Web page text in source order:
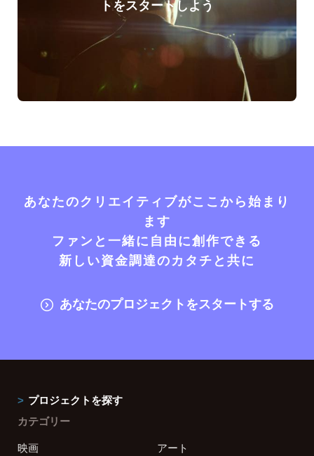
トをスタートしよう
あなたのクリエイティブがここから始まり
ます
ファンと一緒に自由に創作できる
新しい資金調達のカタチと共に
あなたのプロジェクトをスタートする
プロジェクトを探す
カテゴリー
映画
アート